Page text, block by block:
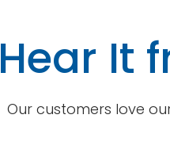
Hear It
Our customers love